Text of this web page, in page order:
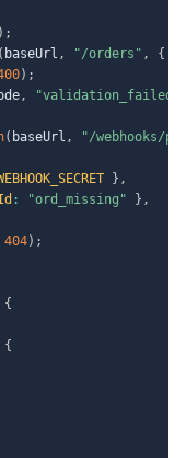
) ;
( baseUrl , "/orders" , {
) ;
, "validation_failed"
( baseUrl ,
"/webhooks/
} ,
: "ord_missing" } ,
404) ;
{
{